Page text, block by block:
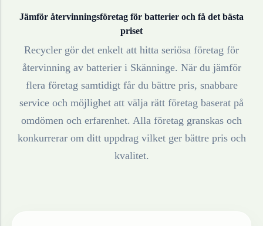
Jämför återvinningsföretag för batterier och få det bästa
priset
Recycler gör det enkelt att hitta seriösa företag för
återvinning av batterieri Skänninge. När du jämför
flera företag samtidigt får du bättre pris, snabbare
service och möjlighet att välja rätt företag baserat på
omdömen och erfarenhet. Alla företag granskas och
konkurrerar om ditt uppdrag vilket ger bättre pris och
kvalitet.